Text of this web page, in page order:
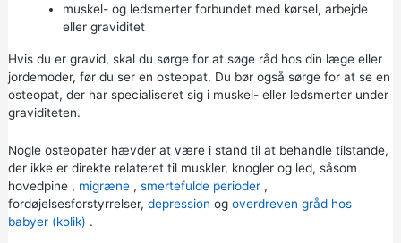
muskel- og ledsmerter forbundet med kørsel, arbejde
eller graviditet
Hvis du er gravid, skal du sørge for at søge råd hos din læge eller
jordemoder, før du ser en osteopat. Du bør også sørge for at se en
osteopat, der har specialiseret sig i muskel- eller ledsmerter under
graviditeten.
Nogle osteopater hævder at være i stand til at behandle tilstande,
der ikke er direkte relateret til muskler, knogler og led, såsom
hovedpine, migræne, smertefulde perioder,
fordøjelsesforstyrrelser, depression og overdreven gråd hos
babyer (kolik) .